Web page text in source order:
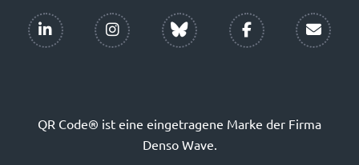
QR Code® ist eine eingetragene Marke der Firma
Denso Wave.